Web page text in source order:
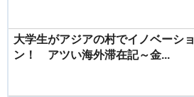
大学生がアジアの村でイノベーショ
ン！ アツい海外滞在記～金...